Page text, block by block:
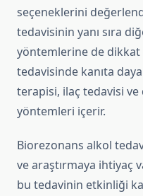
seçeneklerini
tedavisinin yanı sıra
yöntemlerine de
tedavisinde kanıta
terapisi, ilaç tedavisi
yöntemleri içerir.
Biorezonans alkol
ve araştırmaya ihtiyaç
bu tedavinin etkinliği